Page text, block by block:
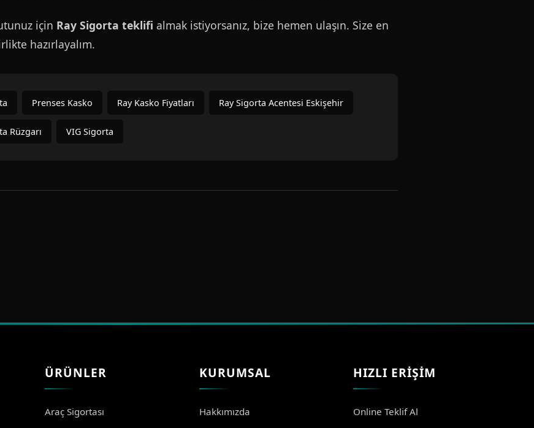
için Ray Sigorta teklifi almak istiyorsanız, bize hemen ulaşın. Size en
hazırlayalım.
Prenses Kasko Ray Kasko Fiyatları Ray Sigorta Acentesi Eskişehir
Rüzgarı VIG Sigorta
ÜRÜNLER
Araç Sigortası
KURUMSAL
Hakkımızda
HIZLI ERİŞİM
Online Teklif Al